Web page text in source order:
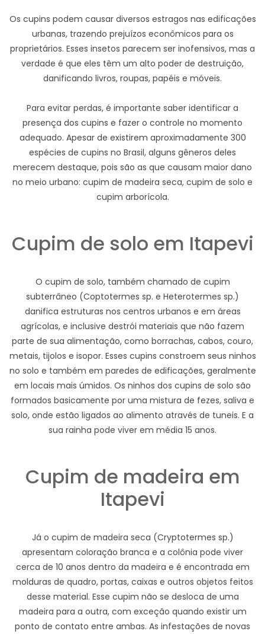
Os cupins podem causar diversos estragos nas edificações
urbanas, trazendo prejuízos econômicos para os
proprietários. Esses insetos parecem ser inofensivos, mas a
verdade é que eles têm um alto poder de destruição,
danificando livros, roupas, papéis e móveis.
Para evitar perdas, é importante saber identificar a
presença dos cupins e fazer o controle no momento
adequado. Apesar de existirem aproximadamente 300
espécies de cupins no Brasil, alguns gêneros deles
merecem destaque, pois são as que causam maior dano
no meio urbano: cupim de madeira seca, cupim de solo e
cupim arborícola.
Cupim de solo em Itapevi
O cupim de solo, também chamado de cupim
subterrâneo (Coptotermes sp. e Heterotermes sp.)
danifica estruturas nos centros urbanos e em áreas
agrícolas, e inclusive destrói materiais que não fazem
parte de sua alimentação, como borrachas, cabos, couro,
metais, tijolos e isopor. Esses cupins constroem seus ninhos
no solo e também em paredes de edificações, geralmente
em locais mais úmidos. Os ninhos dos cupins de solo são
formados basicamente por uma mistura de fezes, saliva e
solo, onde estão ligados ao alimento através de tuneis. E a
sua rainha pode viver em média 15 anos.
Cupim de madeira em
Itapevi
Já o cupim de madeira seca (Cryptotermes sp.)
apresentam coloração branca e a colônia pode viver
cerca de 10 anos dentro da madeira e é encontrada em
molduras de quadro, portas, caixas e outros objetos feitos
desse material. Esse cupim não se desloca de uma
madeira para a outra, com exceção quando existir um
ponto de contato entre ambas. As infestações de novas